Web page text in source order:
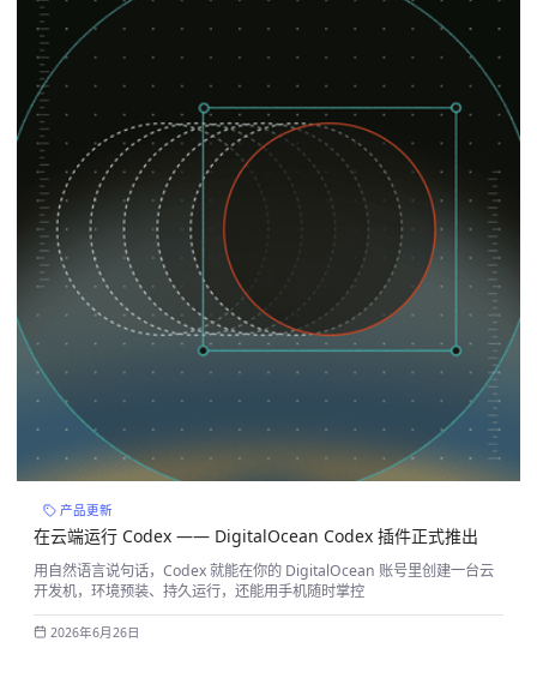
产品更新
在云端运行 Codex —— DigitalOcean Codex 插件正式推出
用自然语言说句话，Codex 就能在你的 DigitalOcean 账号里创建一台云
开发机，环境预装、持久运行，还能用手机随时掌控
2026年6月26日